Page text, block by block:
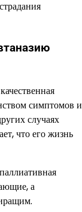
симптомов и
случаях
что его жизнь
а